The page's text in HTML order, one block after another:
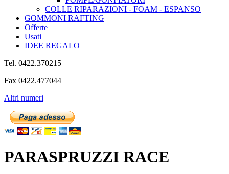
COLLE RIPARAZIONI - FOAM - ESPANSO
GOMMONI RAFTING
Offerte
Usati
IDEE REGALO
Tel. 0422.370215
Fax 0422.477044
Altri numeri
PARASPRUZZI RACE